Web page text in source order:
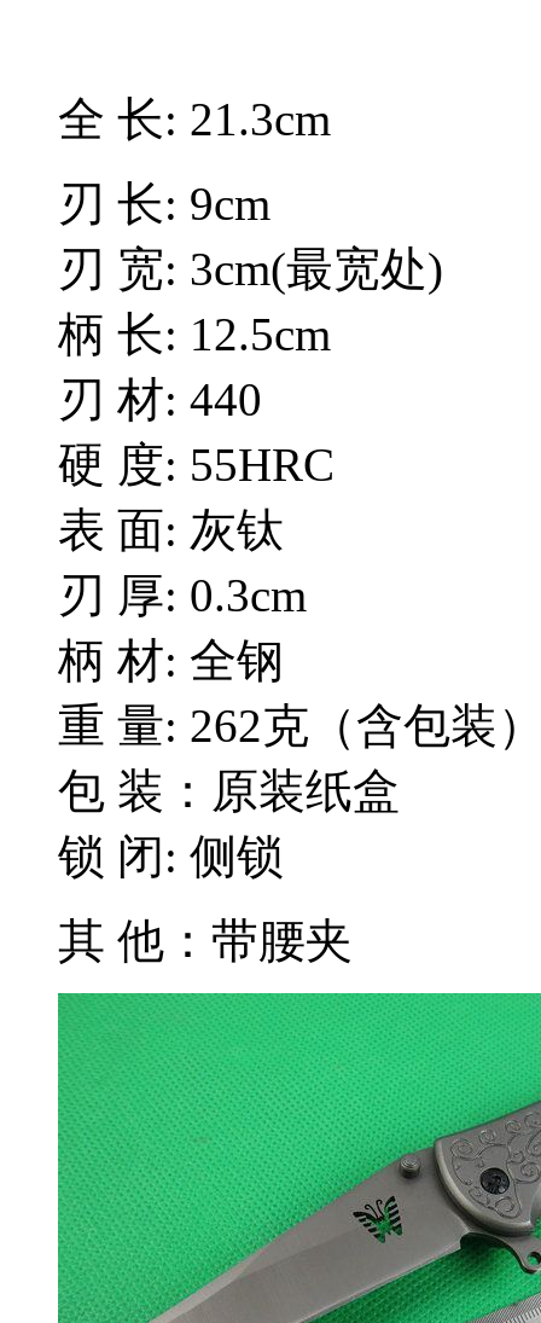
全 长: 21.3cm
刃 长: 9cm
刃 宽: 3cm(最宽处)
柄 长: 12.5cm
刃 材: 440
硬 度: 55HRC
表 面: 灰钛
刃 厚: 0.3cm
柄 材: 全钢
重 量: 262克（含包装
包 装：原装纸盒
锁 闭: 侧锁
其 他：带腰夹